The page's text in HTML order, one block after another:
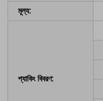
মূল্য:
প্যাকিং বিবরণ: